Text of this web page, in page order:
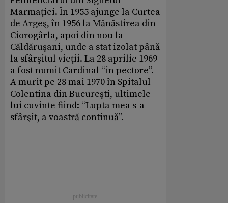
Marmaţiei. În 1955 ajunge la Curtea
de Argeş, în 1956 la Mănăstirea din
Ciorogârla, apoi din nou la
Căldăruşani, unde a stat izolat până
la sfârşitul vieţii. La 28 aprilie 1969
a fost numit Cardinal “in pectore”.
A murit pe 28 mai 1970 în Spitalul
Colentina din Bucureşti, ultimele
lui cuvinte fiind: “Lupta mea s-a
sfârşit, a voastră continuă”.